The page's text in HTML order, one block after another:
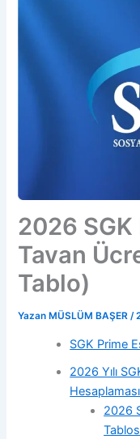
2026 SGK
Tavan
Tablo)
Yazan MÜSLÜM BAŞER /
SGK Prime
2026 Yılı
Hesaplaması
2026